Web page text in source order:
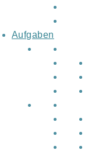
Aufgaben